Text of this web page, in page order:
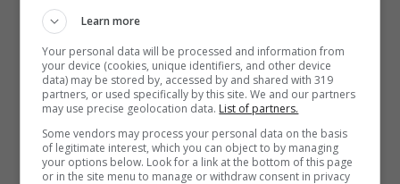
del 2012, il diritto alla indennità di
disoccupazione erogata dall’Inps termina
quando il lavoratore raggiunge i requisiti
per il pensionamento.
Sappiamo tutti però chenon è per forza
Learn more
Your personal data will be processed and information from
your device (cookies, unique identifiers, and other device
data) may be stored by, accessed by and shared with 319
partners, or used specifically by this site. We and our partners
may use precise geolocation data. List of partners.
Some vendors may process your personal data on the basis
of legitimate interest, which you can object to by managing
your options below. Look for a link at the bottom of this page
or in the site menu to manage or withdraw consent in privacy